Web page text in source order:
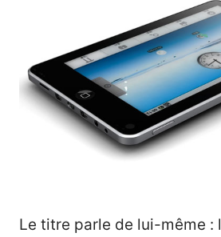
Le titre parle de lui-même :